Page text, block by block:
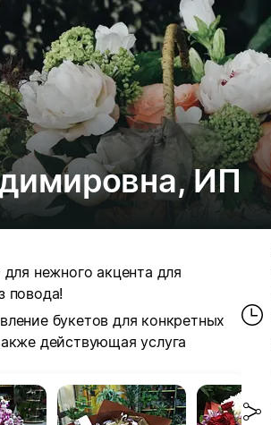
ИП
нежного акцента для
повода!
букетов для конкретных
действующая услуга